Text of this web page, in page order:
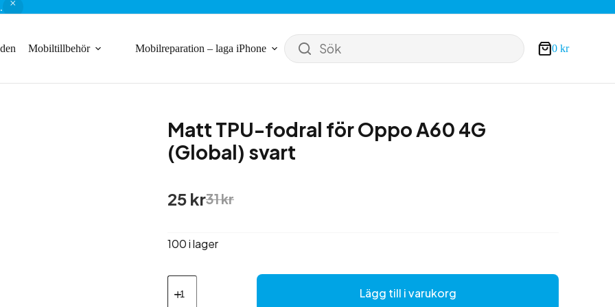
Mobiltillbehör Mobilreparation – laga iPhone Sök Varukorg
0 kr
Matt TPU-fodral för Oppo A60 4G
(Global) svart
31kr
Det
ursprungliga
var:
25 krDet
nuvarande
är:
100 i lager
Matt
TPU-
Lägg till i varukorg